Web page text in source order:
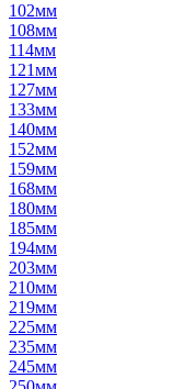
102мм
108мм
114мм
121мм
127мм
133мм
140мм
152мм
159мм
168мм
180мм
185мм
194мм
203мм
210мм
219мм
225мм
235мм
245мм